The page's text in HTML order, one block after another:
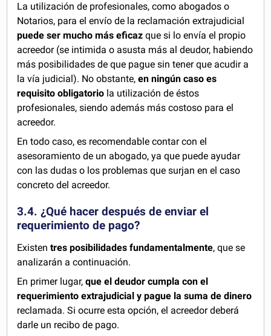
La utilización de profesionales, como abogados o
Notarios, para el envío de la reclamación extrajudicial
puede ser mucho más eficaz que si lo envía el propio
acreedor (se intimida o asusta más al deudor, habiendo
más posibilidades de que pague sin tener que acudir a
la vía judicial). No obstante,en ningún caso es
requisito obligatorio la utilización de éstos
profesionales, siendo además más costoso para el
acreedor.
En todo caso, es recomendable contar con el
asesoramiento de un abogado, ya que puede ayudar
con las dudas o los problemas que surjan en el caso
concreto del acreedor.
3.4. ¿Qué hacer después de enviar el
requerimiento de pago?
Existentres posibilidades fundamentalmente, que se
analizarán a continuación.
En primer lugar,que el deudor cumpla con el
requerimiento extrajudicial y pague la suma de dinero
reclamada. Si ocurre esta opción, el acreedor deberá
darle un recibo de pago.